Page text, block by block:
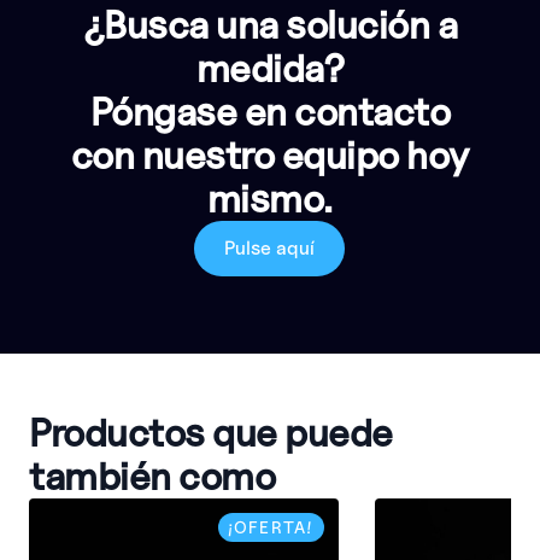
¿Busca una solución a
medida?
Póngase en contacto
con nuestro equipo hoy
mismo.
Pulse aquí
Productos que puede
también como
¡OFERTA!